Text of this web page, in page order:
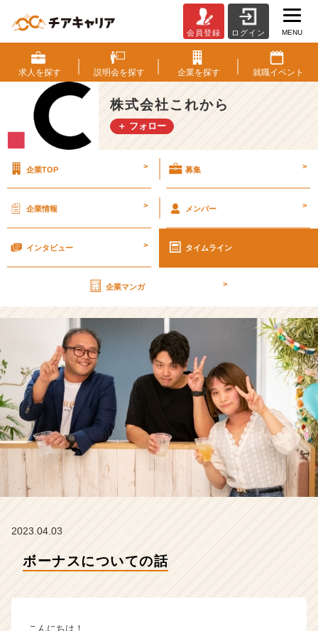
ー
ナ
ス
に
つ
い
【株
社
ら
の
タ
ン】
|
ベ
ン
ー・
成
か
ら
会員登録 ログイン MENU
求人を探す 説明会を探す 企業を探す 就職イベント
株式会社これから
＋ フォロー
企業TOP > 募集 >
企業情報 > メンバー >
インタビュー > タイムライン
企業マンガ >
2023.04.03
ボーナスについての話
こんにちは！